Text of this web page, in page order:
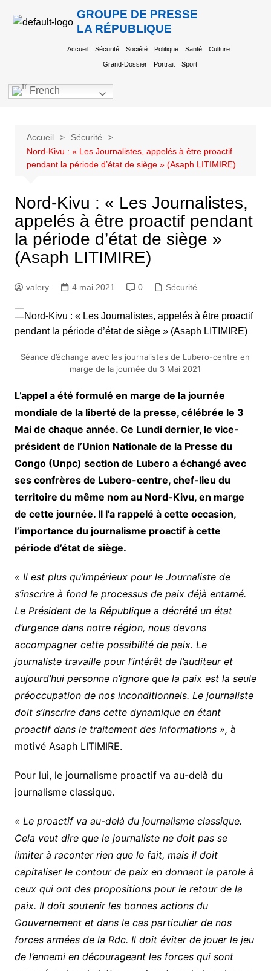
GROUPE DE PRESSE
LA RÉPUBLIQUE
Accueil Sécurité Société Politique Santé Culture
Grand-Dossier Portrait Sport
French
Accueil
Sécurité
Nord-Kivu : « Les Journalistes, appelés à être proactif
pendant la période d’état de siège » (Asaph LITIMIRE)
Nord-Kivu : « Les Journalistes,
appelés à être proactif pendant
la période d’état de siège »
(Asaph LITIMIRE)
valery 4 mai 2021 0 Sécurité
Séance d’échange avec les journalistes de Lubero-centre en
marge de la journée du 3 Mai 2021
L’appel a été formulé en marge de la journée
mondiale de la liberté de la presse, célébrée le 3
Mai de chaque année. Ce Lundi dernier, le vice-
président de l’Union Nationale de la Presse du
Congo (Unpc) section de Lubero a échangé avec
ses confrères de Lubero-centre, chef-lieu du
territoire du même nom au Nord-Kivu, en marge
de cette journée. Il l’a rappelé à cette occasion,
l’importance du journalisme proactif à cette
période d’état de siège.
« Il est plus qu’impérieux pour le Journaliste de
s’inscrire à fond le processus de paix déjà entamé.
Le Président de la République a décrété un état
d’urgence dans notre région, nous devons
accompagner cette possibilité de paix. Le
journaliste travaille pour l’intérêt de l’auditeur et
aujourd’hui personne n’ignore que la paix est la seule
préoccupation de nos inconditionnels. Le journaliste
doit s’inscrire dans cette dynamique en étant
proactif dans le traitement des informations », à
motivé Asaph LITIMIRE.
Pour lui, le journalisme proactif va au-delà du
journalisme classique.
« Le proactif va au-delà du journalisme classique.
Cela veut dire que le journaliste ne doit pas se
limiter à raconter rien que le fait, mais il doit
capitaliser le contour de paix en donnant la parole à
ceux qui ont des propositions pour le retour de la
paix. Il doit soutenir les bonnes actions du
Gouvernement et dans le cas particulier de nos
forces armées de la Rdc. Il doit éviter de jouer le jeu
de l’ennemi en décourageant les forces qui sont